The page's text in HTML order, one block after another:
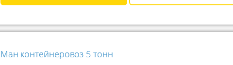
Ман контейнеровоз 5 тонн